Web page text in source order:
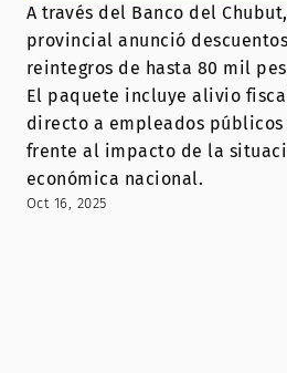
A través del Banco del
provincial anunció
reintegros de hasta 80 mil
El paquete incluye alivio
directo a empleados públicos
frente al impacto de la
económica nacional.
Oct 16, 2025